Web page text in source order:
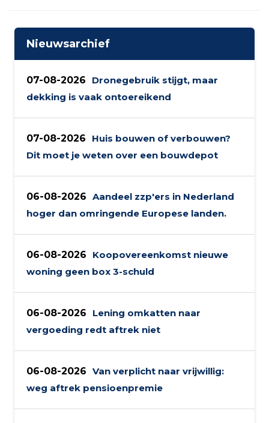
Nieuwsarchief
07-08-2026
Dronegebruik stijgt, maar
dekking is vaak ontoereikend
07-08-2026
Huis bouwen of verbouwen?
Dit moet je weten over een bouwdepot
06-08-2026 Aandeel zzp'ers in Nederland
hoger dan omringende Europese landen.
06-08-2026
Koopovereenkomst nieuwe
woning geen box 3-schuld
06-08-2026
Lening omkatten naar
vergoeding redt aftrek niet
06-08-2026 Van verplicht naar vrijwillig:
weg aftrek pensioenpremie